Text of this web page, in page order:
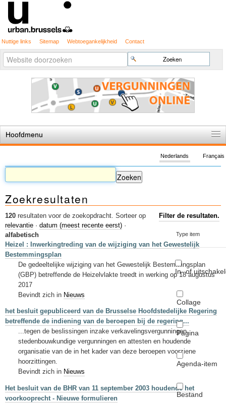
Nuttige links Sitemap Webtoegankelijkheid Contact
Zoek
Geavanceerd
zoeken...
Hoofdmenu
De spelregels
Stedenbouwkundige vergunning
Cartografie
Studies en publicaties
Sleutelwoorden
Stedenbouwkundige inlichtingen
Français
Nederlands
Zoekresultaten
120 resultaten voor de zoekopdracht. Filter de resultaten.
Type item
In- of
Collage
Pagina
Agenda-item
Bestand
Sorteer op
relevantie · datum (meest recente eerst) ·
alfabetisch
Heizel : Inwerkingtreding van de wijziging van het Gewestelijk
Bestemmingsplan
De gedeeltelijke wijziging van het Gewestelijk Bestemmingsplan
(GBP) betreffende de Heizelvlakte treedt in werking op 18 augustus
2017
Bevindt zich in Nieuws
het besluit gepubliceerd van de Brusselse Hoofdstedelijke Regering
betreffende de indiening van de beroepen bij de regering...
...tegen de beslissingen inzake verkavelingsvergunningen,
stedenbouwkundige vergunningen en attesten en houdende
organisatie van de in het kader van deze beroepen voorziene
hoorzittingen.
Bevindt zich in Nieuws
Het besluit van de BHR van 11 september 2003 houdende het
voorkooprecht - Nieuwe formulieren